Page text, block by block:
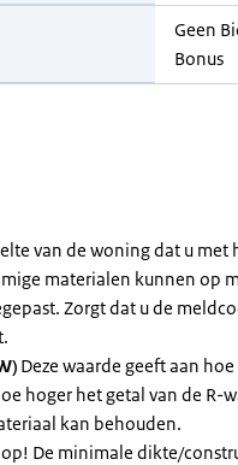
Geen
Bonus
van de woning dat u met
materialen kunnen op
Zorgt dat u de
Deze waarde geeft aan
hoger het getal van de R-
kan behouden.
op! De minimale dikte/